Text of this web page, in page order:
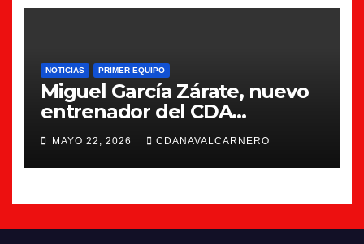
NOTICIAS PRIMER EQUIPO
Miguel García Zárate, nuevo
entrenador del CDA
Navalcarnero
MAYO 22, 2026 CDANAVALCARNERO